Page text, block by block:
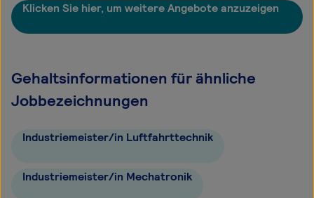
Klicken Sie hier, um weitere Angebote anzuzeigen
Gehaltsinformationen für ähnliche
Jobbezeichnungen
Industriemeister/in Luftfahrttechnik
Industriemeister/in Mechatronik